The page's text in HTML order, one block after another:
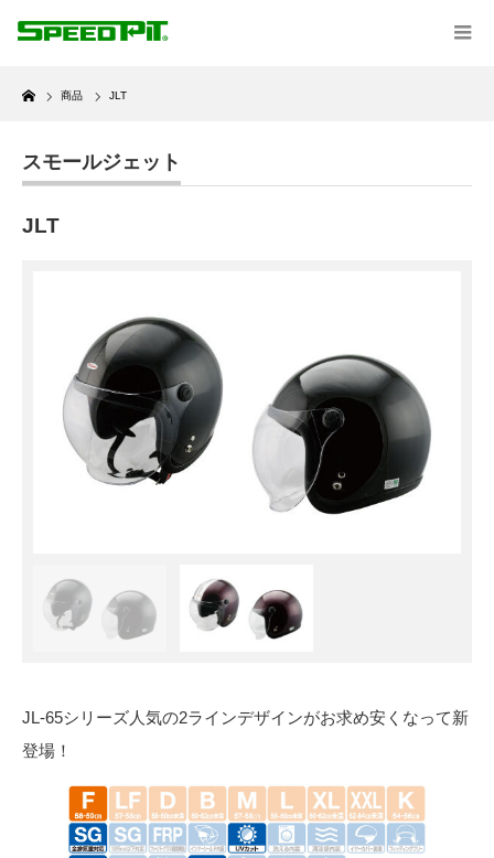
Home
商品 JLT
スモールジェット
JLT
JL-65シリーズ人気の2ラインデザインがお求め安くなって新
登場！